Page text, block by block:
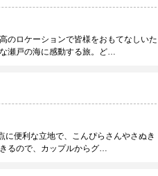
のロケーションで皆様をおもてなしいた
瀬戸の海に感動する旅。ど…
便利な立地で、こんぴらさんやさぬき
るので、カップルからグ…